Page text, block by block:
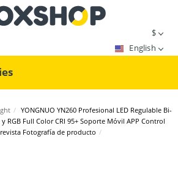
$
English
/ YONGNUO YN260 Profesional LED Regulable Bi-
RGB Full Color CRI 95+ Soporte Móvil APP Control
Fotografía de producto /